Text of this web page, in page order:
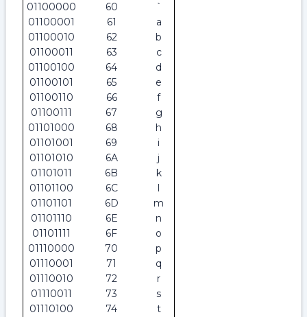
01100000
60
`
01100001
61
a
01100010
62
b
01100011
63
c
01100100
64
d
01100101
65
e
01100110
66
f
01100111
67
g
01101000
68
h
01101001
69
i
01101010
6A
j
01101011
6B
k
01101100
6C
l
01101101
6D
m
01101110
6E
n
01101111
6F
o
01110000
70
p
01110001
71
q
01110010
72
r
01110011
73
s
01110100
74
t